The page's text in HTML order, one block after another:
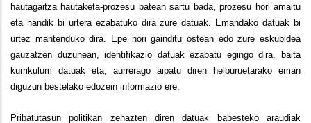
hautagaitza hautaketa-prozesu batean sartu bada, prozesu hori amaitu
eta handik bi urtera ezabatuko dira zure datuak. Emandako datuak bi
urtez mantenduko dira. Epe hori gainditu ostean edo zure eskubidea
gauzatzen duzunean, identifikazio datuak ezabatu egingo dira, baita
kurrikulum datuak eta, aurrerago aipatu diren helburuetarako eman
diguzun bestelako edozein informazio ere.
Pribatutasun politikan zehazten diren datuak babesteko araudiak